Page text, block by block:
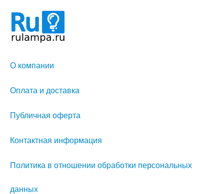
О компании
Оплата и доставка
Публичная оферта
Контактная информация
Политика в отношении обработки персональных
данных